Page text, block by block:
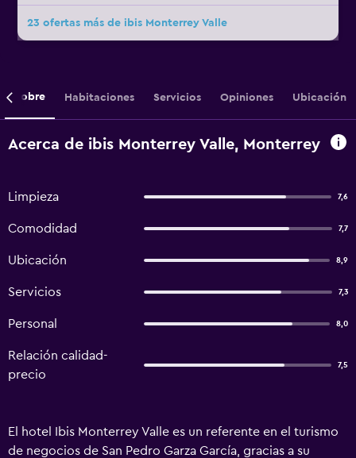
23 ofertas más de ibis Monterrey Valle
Sobre Habitaciones Servicios Opiniones Ubicación
Acerca de ibis Monterrey Valle, Monterrey
Limpieza 7,6
Comodidad 7,7
Ubicación 8,9
Servicios 7,3
Personal 8,0
Relación calidad-
precio
7,5
El hotel Ibis Monterrey Valle es un referente en el turismo
de negocios de San Pedro Garza García, gracias a su